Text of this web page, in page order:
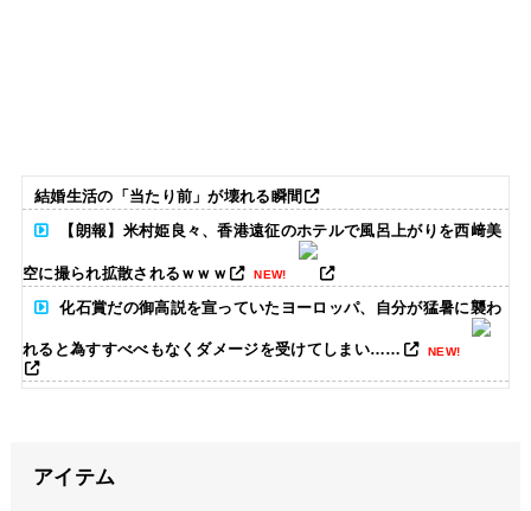
結婚生活の「当たり前」が壊れる瞬間
【朗報】米村姫良々、香港遠征のホテルで風呂上がりを西﨑美
空に撮られ拡散されるｗｗｗ NEW!
化石賞だの御高説を宣っていたヨーロッパ、自分が猛暑に襲わ
れると為すすべべもなくダメージを受けてしまい…… NEW!
【画像】 YOASOBIの幾田りらさん、胸の膨らみが性的すぎた
アイテム